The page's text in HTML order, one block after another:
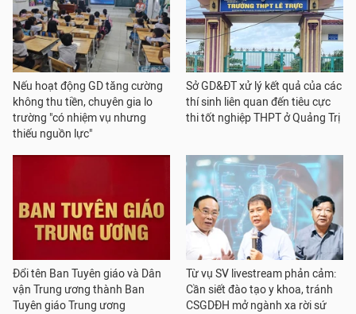
Nếu hoạt động GD tăng cường
không thu tiền, chuyên gia lo
trường "có nhiệm vụ nhưng
thiếu nguồn lực"
Sở GD&ĐT xử lý kết quả của các
thí sinh liên quan đến tiêu cực
thi tốt nghiệp THPT ở Quảng Trị
Đổi tên Ban Tuyên giáo và Dân
vận Trung ương thành Ban
Tuyên giáo Trung ương
Từ vụ SV livestream phản cảm:
Cần siết đào tạo y khoa, tránh
CSGDĐH mở ngành xa rời sứ